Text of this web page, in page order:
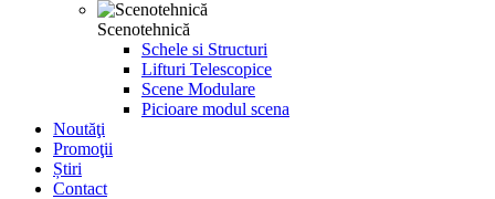
Scenotehnică
Schele si Structuri
Lifturi Telescopice
Scene Modulare
Picioare modul scena
Noutăţi
Promoţii
Știri
Contact